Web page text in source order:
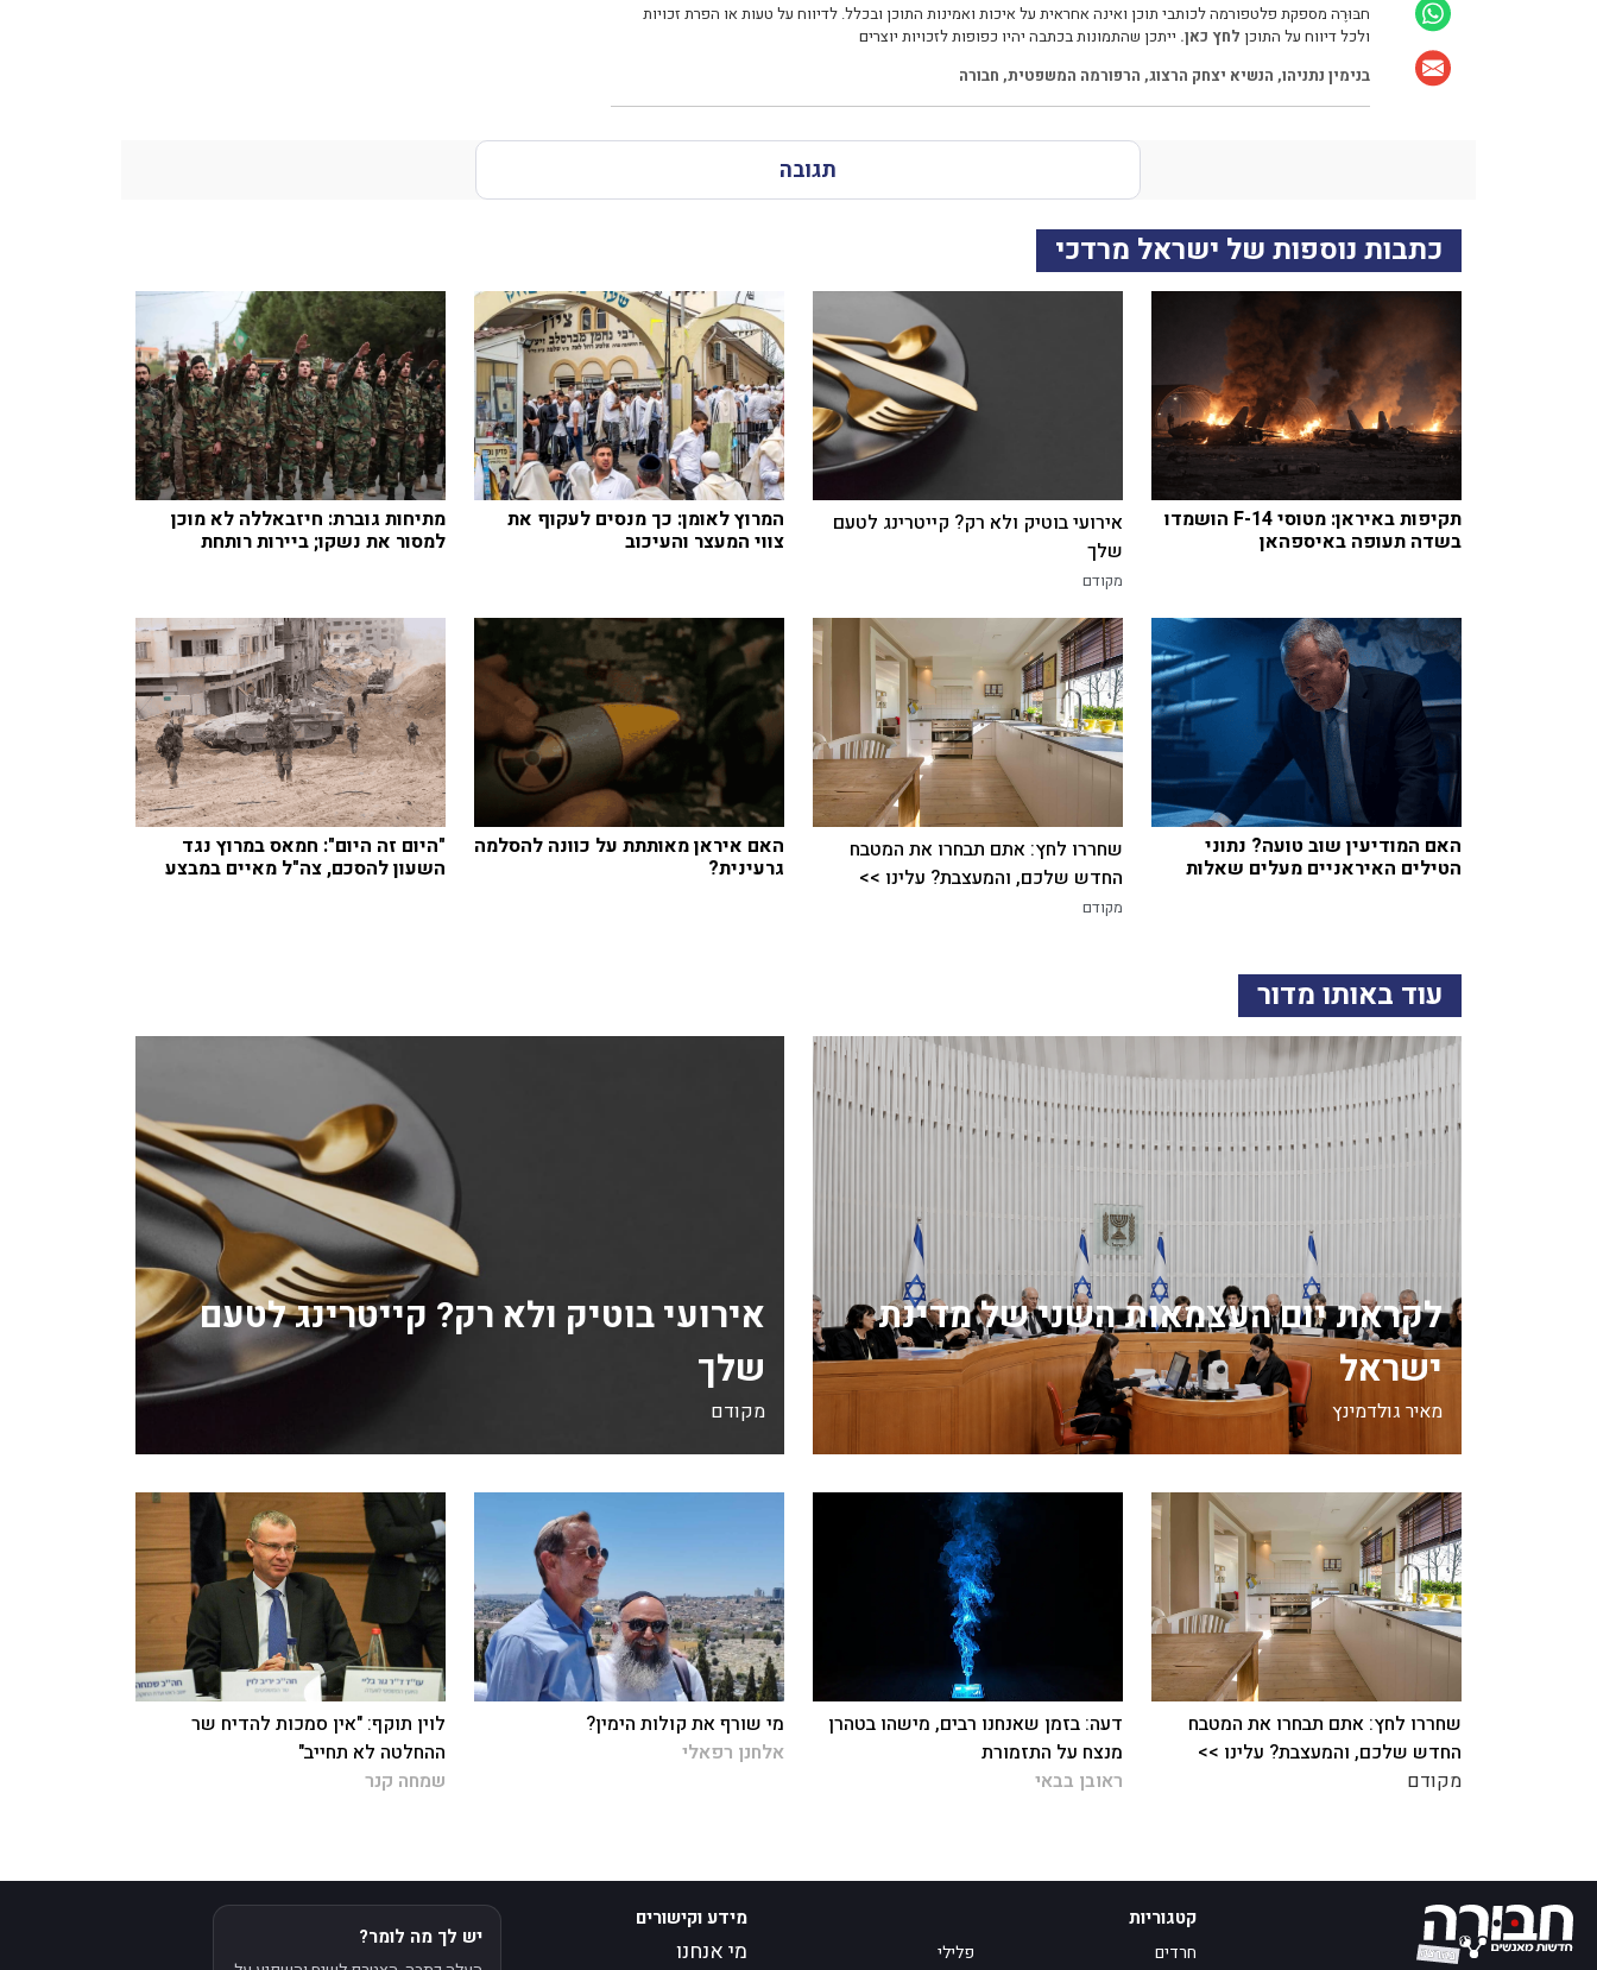
חבּוּרֶה מספקת פלטפורמה לכותבי תוכן ואינה אחראית על איכות ואמינות התוכן ובכלל. לדיווח על טעות או הפרת זכויות
ולכל דיווח על התוכן לחץ כאן. ייתכן שהתמונות בכתבה יהיו כפופות לזכויות יוצרים
בנימין נתניהו, הנשיא יצחק הרצוג, הרפורמה המשפטית, חבורה
תגובה
כתבות נוספות של ישראל מרדכי
תקיפות באיראן: מטוסי F-14 הושמדו
בשדה תעופה באיספהאן
אירועי בוטיק ולא רק? קייטרינג לטעם
שלך
מקודם
המרוץ לאומן: כך מנסים לעקוף את
צווי המעצר והעיכוב
מתיחות גוברת: חיזבאללה לא מוכן
למסור את נשקו; ביירות רותחת
האם המודיעין שוב טועה? נתוני
הטילים האיראניים מעלים שאלות
שחררו לחץ: אתם תבחרו את המטבח
החדש שלכם, והמעצבת? עלינו >>
מקודם
האם איראן מאותתת על כוונה להסלמה
גרעינית?
"היום זה היום": חמאס במרוץ נגד
השעון להסכם, צה"ל מאיים במבצע
עוד באותו מדור
לקראת יום העצמאות השני של מדינת
ישראל
מאיר גולדמינץ
אירועי בוטיק ולא רק? קייטרינג לטעם
שלך
מקודם
שחררו לחץ: אתם תבחרו את המטבח
החדש שלכם, והמעצבת? עלינו >>
מקודם
דעה: בזמן שאנחנו רבים, מישהו בטהרן
מנצח על התזמורת
ראובן בבאי
מי שורף את קולות הימין?
אלחנן רפאלי
לוין תוקף: "אין סמכות להדיח שר
ההחלטה לא תחייב"
שמחה קנר
קטגוריות
חרדים
פלילי
מידע וקישורים
מי אנחנו
יש לך מה לומר?